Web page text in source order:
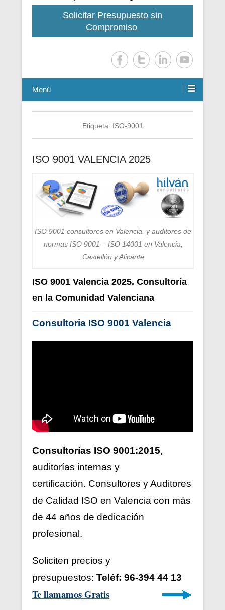
Solicitar Presupuesto sin
Compromiso
Menú
Etiqueta: ISO-9001
ISO 9001 VALENCIA 2025
ISO 9001 consultores en Valencia. y auditores de
normas ISO 9001 – ISO 14001 en Valencia,
Castellón y Alicante
ISO 9001 Valencia 2025. Consultoría
en la Comunidad Valenciana
Consultoria ISO 9001 Valencia
Consultorías ISO 9001:2015,
auditorías internas y
certificación. Consultores y Auditores
de Calidad ISO en Valencia con más
de 44 años de dedicación
profesional.
Soliciten precios y
presupuestos: Teléf: 96-394 44 13
Te llamamos Gratis